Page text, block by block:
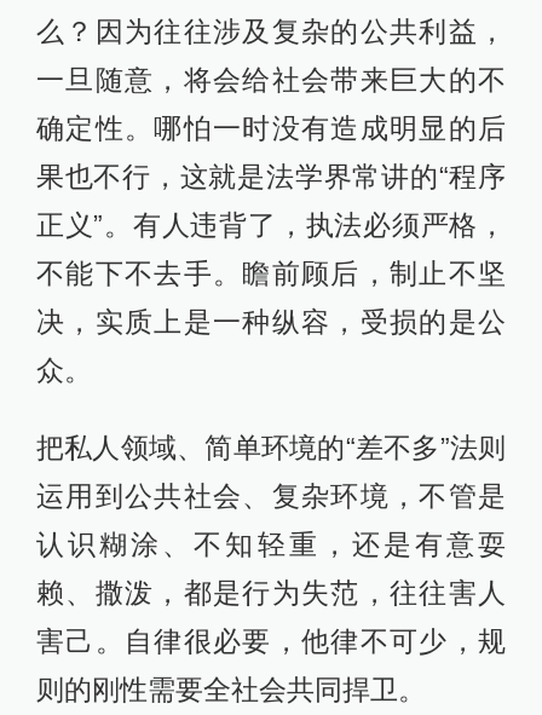
么？因为往往涉及复杂的公共利益，
一旦随意，将会给社会带来巨大的不
确定性。哪怕一时没有造成明显的后
果也不行，这就是法学界常讲的“程序
正义”。有人违背了，执法必须严格，
不能下不去手。瞻前顾后，制止不坚
决，实质上是一种纵容，受损的是公
众。
把私人领域、简单环境的“差不多”法则
运用到公共社会、复杂环境，不管是
认识糊涂、不知轻重，还是有意耍
赖、撒泼，都是行为失范，往往害人
害己。自律很必要，他律不可少，规
则的刚性需要全社会共同捍卫。